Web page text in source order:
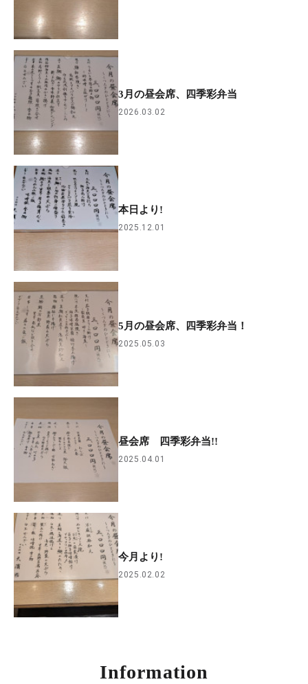
3月の昼会席、四季彩弁当
2026.03.02
本日より!
2025.12.01
5月の昼会席、四季彩弁当！
2025.05.03
昼会席 四季彩弁当!!
2025.04.01
今月より!
2025.02.02
Information